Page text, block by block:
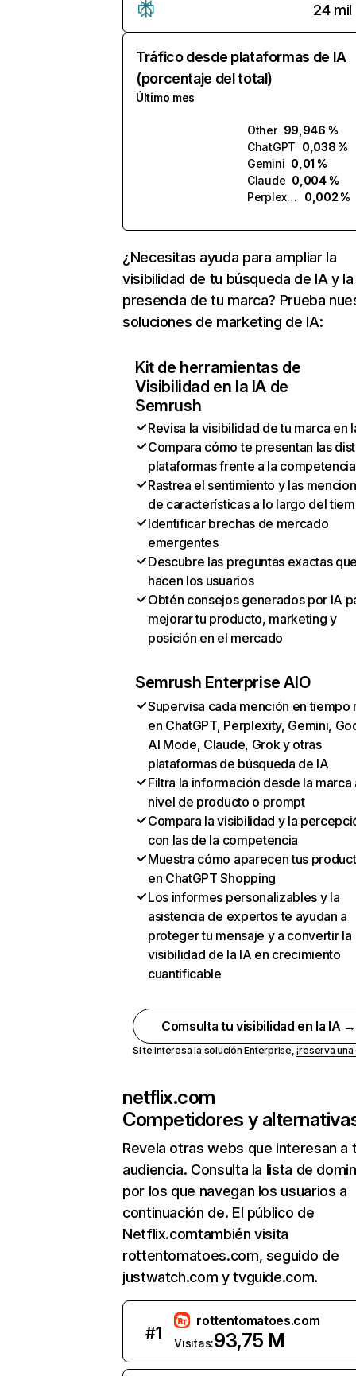
24 mil
Tráfico desde plataformas de IA
(porcentaje del total)
Último mes
Other 99,946 %
ChatGPT 0,038 %
Gemini 0,01 %
Claude 0,004 %
Perplexity
0,002 %
¿Necesitas ayuda para ampliar la
visibilidad de tu búsqueda de IA y la
presencia de tu marca? Prueba
soluciones de marketing de IA:
Kit de herramientas de
Visibilidad en la IA de
Semrush
Revisa la visibilidad de tu marca en
Compara cómo te presentan las
plataformas frente a la competencia
Rastrea el sentimiento y las
de características a lo largo del
Identificar brechas de mercado
emergentes
Descubre las preguntas exactas
hacen los usuarios
Obtén consejos generados por IA
mejorar tu producto, marketing y
posición en el mercado
Semrush Enterprise AIO
Supervisa cada mención en tiempo
en ChatGPT, Perplexity, Gemini,
AI Mode, Claude, Grok y otras
plataformas de búsqueda de IA
Filtra la información desde la marca
nivel de producto o prompt
Compara la visibilidad y la
con las de la competencia
Muestra cómo aparecen tus
en ChatGPT Shopping
Los informes personalizables y la
asistencia de expertos te ayudan a
proteger tu mensaje y a convertir la
visibilidad de la IA en crecimiento
cuantificable
Comsulta tu visibilidad en la IA →
Si te interesa la solución Enterprise,¡reserva
netflix.com
Competidores y
Revela otras webs que interesan a
audiencia. Consulta la lista de
por los que navegan los usuarios a
continuación de. El público de
Netflix.comtambién visita
rottentomatoes.com, seguido de
justwatch.com y tvguide.com.
#1
rottentomatoes.com
Visitas:93,75 M